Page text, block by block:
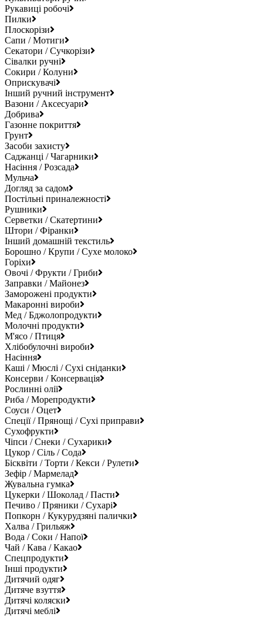
Рукавиці робочі
Пилки
Плоскорізи
Сапи / Мотиги
Секатори / Сучкорізи
Сівалки ручні
Сокири / Колуни
Оприскувачі
Інший ручний інструмент
Вазони / Аксесуари
Добрива
Газонне покриття
Грунт
Засоби захисту
Саджанці / Чагарники
Насіння / Розсада
Мульча
Догляд за садом
Постільні приналежності
Рушники
Серветки / Скатертини
Штори / Фіранки
Інший домашній текстиль
Борошно / Крупи / Сухе молоко
Горіхи
Овочі / Фрукти / Гриби
Заправки / Майонез
Заморожені продукти
Макаронні вироби
Мед / Бджолопродукти
Молочні продукти
М'ясо / Птиця
Хлібобулочні вироби
Насіння
Каші / Мюслі / Сухі сніданки
Консерви / Консервація
Рослинні олії
Риба / Морепродукти
Соуси / Оцет
Спеції / Прянощі / Сухі приправи
Сухофрукти
Чіпси / Снеки / Сухарики
Цукор / Сіль / Сода
Бісквіти / Торти / Кекси / Рулети
Зефір / Мармелад
Жувальна гумка
Цукерки / Шоколад / Пасти
Печиво / Пряники / Сухарі
Попкорн / Кукурудзяні палички
Халва / Грильяж
Вода / Соки / Напої
Чай / Кава / Какао
Спецпродукти
Інші продукти
Дитячий одяг
Дитяче взуття
Дитячі коляски
Дитячі меблі